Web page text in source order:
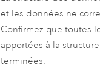
et les données ne
Confirmez que toutes
apportées à la
terminées.